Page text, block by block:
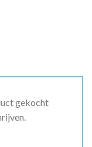
gekocht